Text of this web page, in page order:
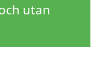
utan